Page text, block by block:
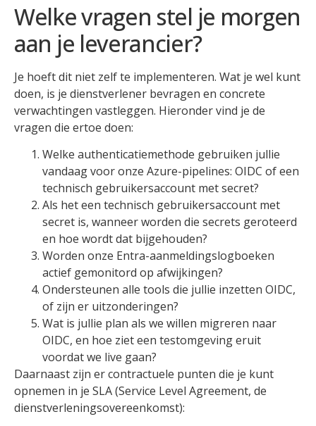
Welke vragen stel je morgen
aan je leverancier?
Je hoeft dit niet zelf te implementeren. Wat je wel kunt
doen, is je dienstverlener bevragen en concrete
verwachtingen vastleggen. Hieronder vind je de
vragen die ertoe doen:
Welke authenticatiemethode gebruiken jullie
vandaag voor onze Azure-pipelines: OIDC of een
technisch gebruikersaccount met secret?
Als het een technisch gebruikersaccount met
secret is, wanneer worden die secrets geroteerd
en hoe wordt dat bijgehouden?
Worden onze Entra-aanmeldingslogboeken
actief gemonitord op afwijkingen?
Ondersteunen alle tools die jullie inzetten OIDC,
of zijn er uitzonderingen?
Wat is jullie plan als we willen migreren naar
OIDC, en hoe ziet een testomgeving eruit
voordat we live gaan?
Daarnaast zijn er contractuele punten die je kunt
opnemen in je SLA (Service Level Agreement, de
dienstverleningsovereenkomst):